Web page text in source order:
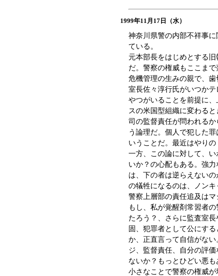
1999年11月17日（水）
神奈川県警の内部不祥事
ている。
元本部長をはじめとする
だ。警察の権威もここま
危機管理の生みの親で、
室長佐々淳行氏がいつか
やつがいることを前提に
スの米国型組織に変わる
司の監督責任が問われる
う論理だ。個人で犯した
いうことだ。最近はやり
一方、この論に対して、
いか？の心配もある。強
は、下の者は逆らえない
の犠牲になるのは、ノン
警察上層部の責任追及は
もし、私が覚醒剤常習者
たろう？、さらに監査室
固、犯罪者として公にす
か、正直言って自信がな
ジ、監督責任、自分の評
ないか？もっとひどい悪
小さなことで警察の権威